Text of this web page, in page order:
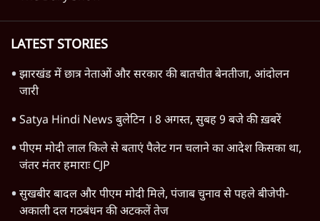
LATEST STORIES
झारखंड में छात्र नेताओं और सरकार की बातचीत बेनतीजा, आंदोलन
जारी
Satya Hindi News बुलेटिन । 8 अगस्त, सुबह 9 बजे की ख़बरें
पीएम मोदी लाल किले से बताएं पैलेट गन चलाने का आदेश किसका था,
जंतर मंतर हमाराः CJP
सुखबीर बादल और पीएम मोदी मिले, पंजाब चुनाव से पहले बीजेपी-
अकाली दल गठबंधन की अटकलें तेज